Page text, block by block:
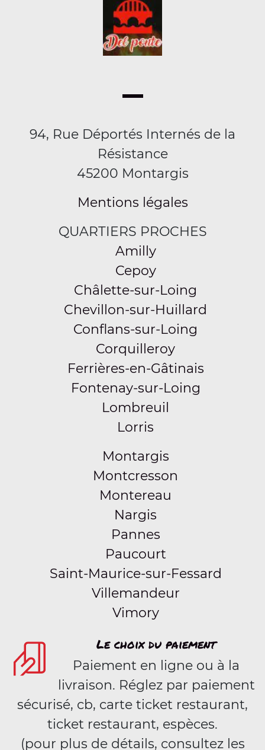
94, Rue Déportés Internés de la
Résistance
45200 Montargis
Mentions légales
QUARTIERS PROCHES
Amilly
Cepoy
Châlette-sur-Loing
Chevillon-sur-Huillard
Conflans-sur-Loing
Corquilleroy
Ferrières-en-Gâtinais
Fontenay-sur-Loing
Lombreuil
Lorris
Montargis
Montcresson
Montereau
Nargis
Pannes
Paucourt
Saint-Maurice-sur-Fessard
Villemandeur
Vimory
Le choix du paiement
Paiement en ligne ou à la
livraison. Réglez par paiement
sécurisé, cb, carte ticket restaurant,
ticket restaurant, espèces.
(pour plus de détails, consultez les